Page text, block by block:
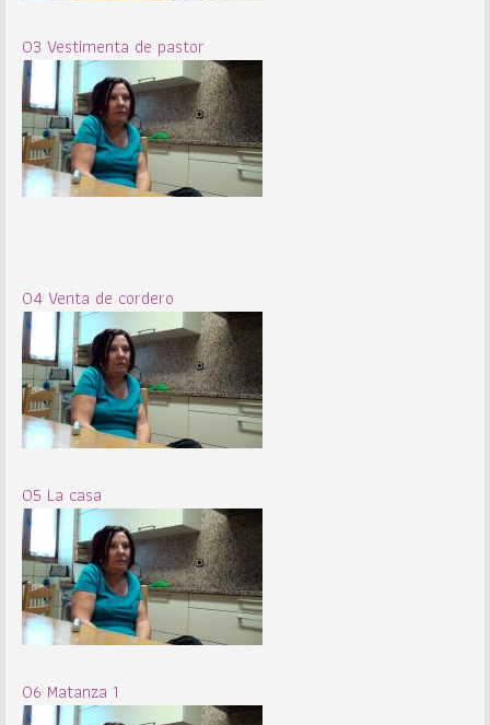
03 Vestimenta de pastor
04 Venta de cordero
05 La casa
06 Matanza 1